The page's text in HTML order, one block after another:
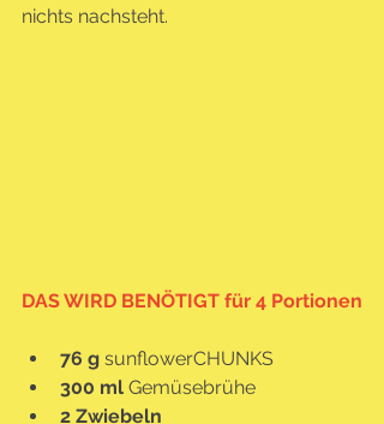
nichts nachsteht.
DAS WIRD BENÖTIGT für 4 Portionen
76 g sunflowerCHUNKS
300 ml Gemüsebrühe
2 Zwiebeln